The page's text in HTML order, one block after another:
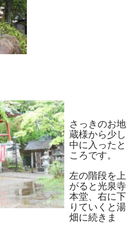
さっきのお地
蔵様から少し
中に入ったと
ころです。
左の階段を上
がると光泉寺
本堂、右に下
りていくと湯
畑に続きま